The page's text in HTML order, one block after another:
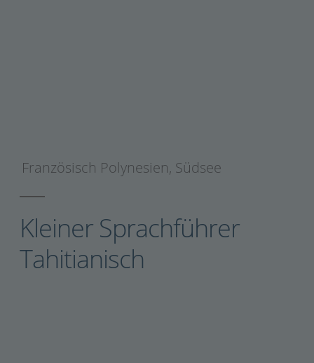
Französisch Polynesien, Südsee
Kleiner Sprachführer
Tahitianisch